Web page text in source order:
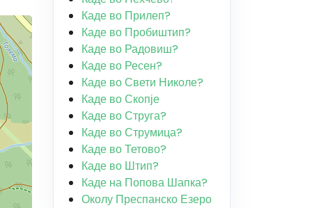
Каде во Прилеп?
Каде во Пробиштип?
Каде во Радовиш?
Каде во Ресен?
Каде во Свети Николе?
Каде во Скопје
Каде во Струга?
Каде во Струмица?
Каде во Тетово?
Каде во Штип?
Каде на Попова Шапка?
Околу Преспанско Езеро